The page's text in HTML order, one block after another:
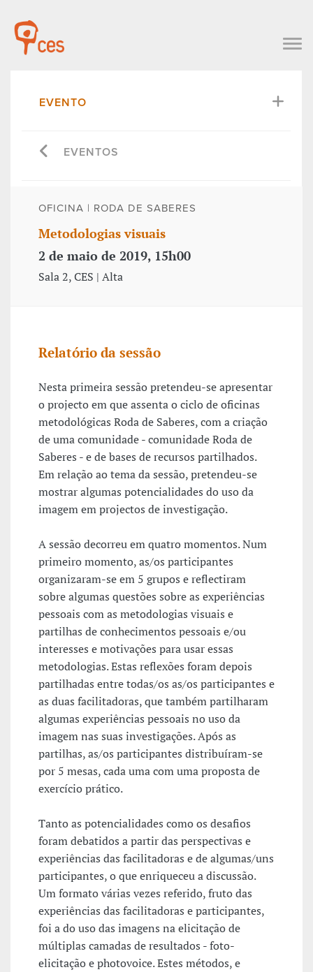
EVENTO
EVENTOS
OFICINA | RODA DE SABERES
Metodologias visuais
2 de maio de 2019, 15h00
Sala 2, CES | Alta
Relatório da sessão
Nesta primeira sessão pretendeu-se apresentar
o projecto em que assenta o ciclo de oficinas
metodológicas Roda de Saberes, com a criação
de uma comunidade - comunidade Roda de
Saberes - e de bases de recursos partilhados.
Em relação ao tema da sessão, pretendeu-se
mostrar algumas potencialidades do uso da
imagem em projectos de investigação.
A sessão decorreu em quatro momentos. Num
primeiro momento, as/os participantes
organizaram-se em 5 grupos e reflectiram
sobre algumas questões sobre as experiências
pessoais com as metodologias visuais e
partilhas de conhecimentos pessoais e/ou
interesses e motivações para usar essas
metodologias. Estas reflexões foram depois
partilhadas entre todas/os as/os participantes e
as duas facilitadoras, que também partilharam
algumas experiências pessoais no uso da
imagem nas suas investigações. Após as
partilhas, as/os participantes distribuíram-se
por 5 mesas, cada uma com uma proposta de
exercício prático.
Tanto as potencialidades como os desafios
foram debatidos a partir das perspectivas e
experiências das facilitadoras e de algumas/uns
participantes, o que enriqueceu a discussão.
Um formato várias vezes referido, fruto das
experiências das facilitadoras e participantes,
foi a do uso das imagens na elicitação de
múltiplas camadas de resultados - foto-
elicitação e photovoice. Estes métodos, e